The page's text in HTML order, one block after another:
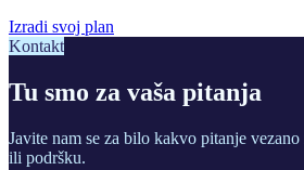
Izradi svoj plan
Kontakt
Tu smo za vaša pitanja
Javite nam se za bilo kakvo pitanje
ili podršku.